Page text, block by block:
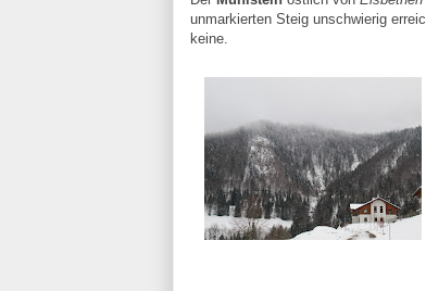
unmarkierten Steig unschwierig
keine.